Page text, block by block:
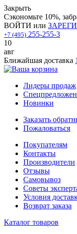
Закрыть
Сэкономьте 10%,
ВОЙТИ или
+7 (495) 255-255-3
10
авг
Ближайшая доставка
Лидеры продаж
Новинки
Заказать
Пожаловаться
Покупателям
Контакты
Производители
Отзывы
Самовывоз
Советы
Условия
Возврат заказа
Каталог товаров